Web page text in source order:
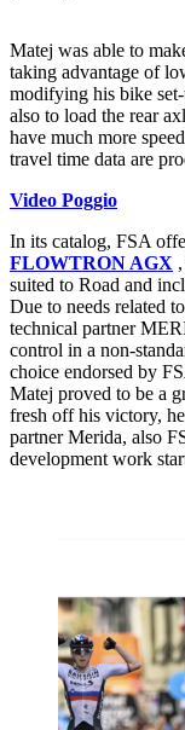
Matej was able to
taking advantage of
modifying his bike
also to load the rear
have much more
travel time data are
Video Poggio
In its catalog, FSA
FLOWTRON AGX
suited to Road and
Due to needs related
technical partner
control in a non-
choice endorsed by
Matej proved to be a
fresh off his victory,
partner Merida, also
development work